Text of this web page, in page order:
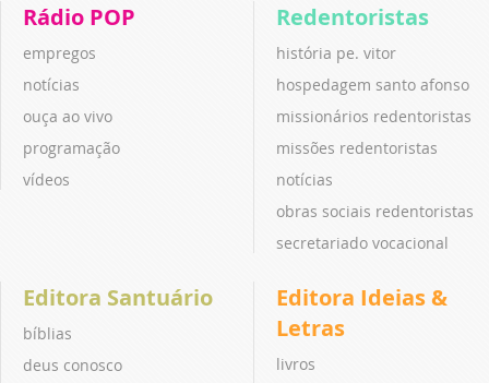
Rádio POP
empregos
notícias
ouça ao vivo
programação
vídeos
Redentoristas
história pe. vitor
hospedagem santo afonso
missionários redentoristas
missões redentoristas
notícias
obras sociais redentoristas
secretariado vocacional
Editora Santuário
bíblias
deus conosco
Editora Ideias &
Letras
livros